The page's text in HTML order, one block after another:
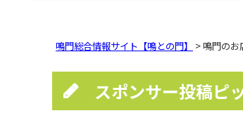
鳴門総合情報サイト【鳴との門】 > 鳴門のお
スポンサー投稿ピ